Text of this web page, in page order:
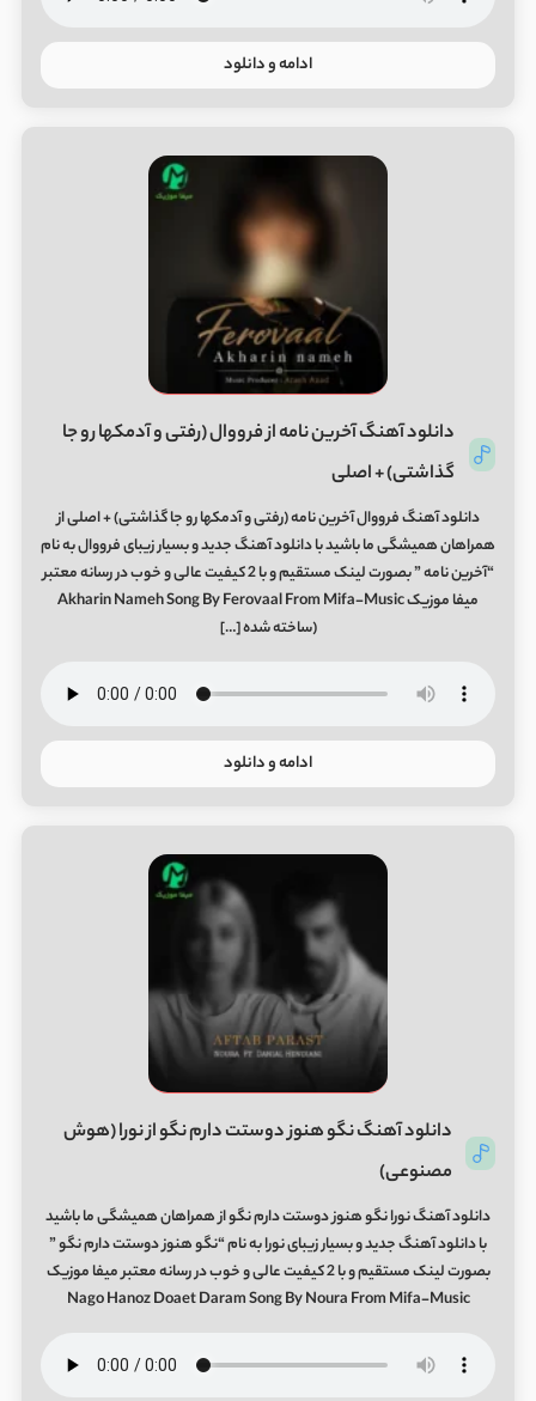
ادامه و دانلود
دانلود آهنگ آخرین نامه از فرووال (رفتی و آدمکها رو جا
گذاشتی) + اصلی
دانلود آهنگ فرووال آخرین نامه (رفتی و آدمکها رو جا گذاشتی) + اصلی از
همراهان همیشگی ما باشید با دانلود آهنگ جدید و بسیار زیبای فرووال به نام
“آخرین نامه ” بصورت لینک مستقیم و با 2 کیفیت عالی و خوب در رسانه معتبر
میفا موزیک Akharin Nameh Song By Ferovaal From Mifa-Music
(ساخته شده […]
ادامه و دانلود
دانلود آهنگ نگو هنوز دوستت دارم نگو از نورا (هوش
مصنوعی)
دانلود آهنگ نورا نگو هنوز دوستت دارم نگو از همراهان همیشگی ما باشید
با دانلود آهنگ جدید و بسیار زیبای نورا به نام “نگو هنوز دوستت دارم نگو ”
بصورت لینک مستقیم و با 2 کیفیت عالی و خوب در رسانه معتبر میفا موزیک
Nago Hanoz Doaet Daram Song By Noura From Mifa-Music